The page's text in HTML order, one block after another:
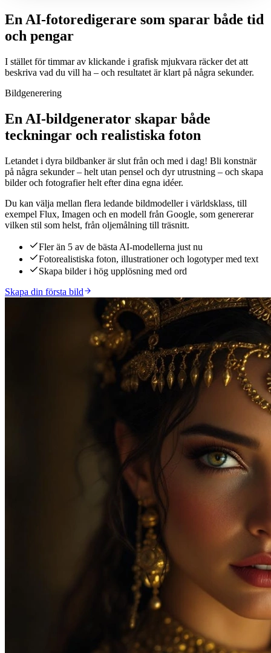
En AI-fotoredigerare som sparar både tid
och pengar
I stället för timmar av klickande i grafisk mjukvara räcker det att
beskriva vad du vill ha – och resultatet är klart på några sekunder.
Bildgenerering
En AI-bildgenerator skapar både
teckningar och realistiska foton
Letandet i dyra bildbanker är slut från och med i dag! Bli konstnär
på några sekunder – helt utan pensel och dyr utrustning – och skapa
bilder och fotografier helt efter dina egna idéer.
Du kan välja mellan flera ledande bildmodeller i världsklass, till
exempel Flux, Imagen och en modell från Google, som genererar
vilken stil som helst, från oljemålning till träsnitt.
Fler än 5 av de bästa AI-modellerna just nu
Fotorealistiska foton, illustrationer och logotyper med text
Skapa bilder i hög upplösning med ord
Skapa din första bild